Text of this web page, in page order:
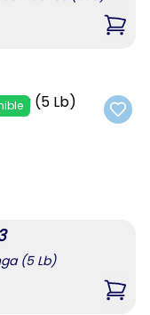
(2 Manos) ,
Add
(5 Lb)
,